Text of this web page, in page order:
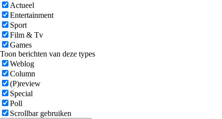
Actueel
Entertainment
Sport
Film & Tv
Games
Toon berichten van deze types
Weblog
Column
(P)review
Special
Poll
Scrollbar gebruiken